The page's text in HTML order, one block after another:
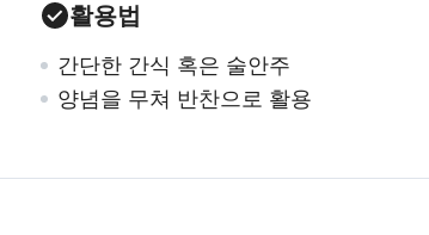
활용법
간단한 간식 혹은 술안주
양념을 무쳐 반찬으로 활용